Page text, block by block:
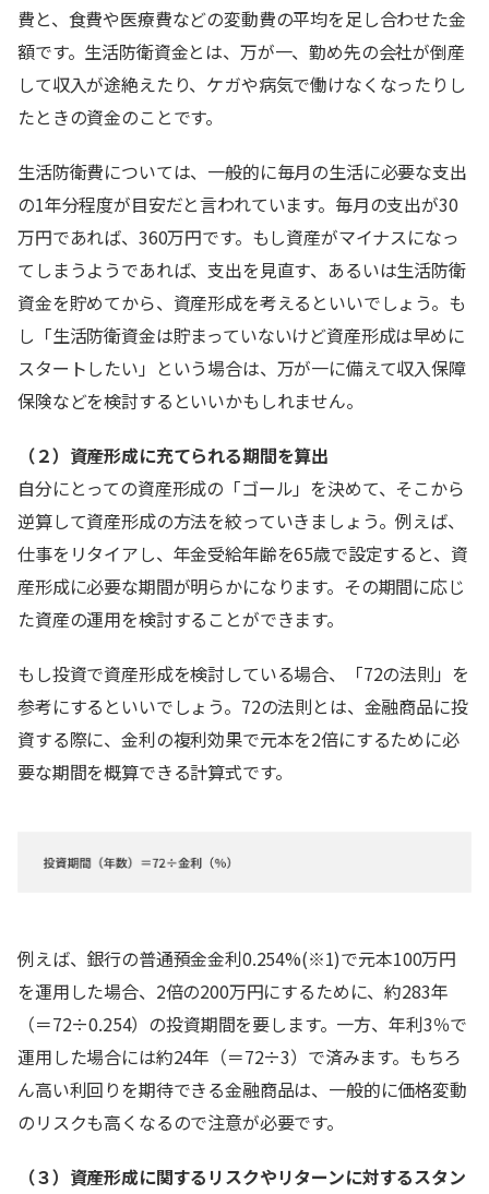
費と、食費や医療費などの変動費の平均を足し合わせた金
額です。生活防衛資金とは、万が一、勤め先の会社が倒産
して収入が途絶えたり、ケガや病気で働けなくなったりし
たときの資金のことです。
生活防衛費については、一般的に毎月の生活に必要な支出
の1年分程度が目安だと言われています。毎月の支出が30
万円であれば、360万円です。もし資産がマイナスになっ
てしまうようであれば、支出を見直す、あるいは生活防衛
資金を貯めてから、資産形成を考えるといいでしょう。も
し「生活防衛資金は貯まっていないけど資産形成は早めに
スタートしたい」という場合は、万が一に備えて収入保障
保険などを検討するといいかもしれません。
（２）資産形成に充てられる期間を算出
自分にとっての資産形成の「ゴール」を決めて、そこから
逆算して資産形成の方法を絞っていきましょう。例えば、
仕事をリタイアし、年金受給年齢を65歳で設定すると、資
産形成に必要な期間が明らかになります。その期間に応じ
た資産の運用を検討することができます。
もし投資で資産形成を検討している場合、「72の法則」を
参考にするといいでしょう。72の法則とは、金融商品に投
資する際に、金利の複利効果で元本を2倍にするために必
要な期間を概算できる計算式です。
例えば、銀行の普通預金金利0.254%(※1)で元本100万円
を運用した場合、2倍の200万円にするために、約283年
（＝72÷0.254）の投資期間を要します。一方、年利3％で
運用した場合には約24年（＝72÷3）で済みます。もちろ
ん高い利回りを期待できる金融商品は、一般的に価格変動
のリスクも高くなるので注意が必要です。
（３）資産形成に関するリスクやリターンに対するスタン